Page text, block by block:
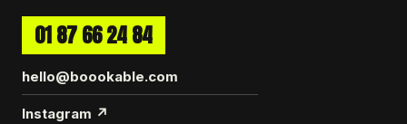
01 87 66 24 84
hello@boookable.com
Instagram ↗